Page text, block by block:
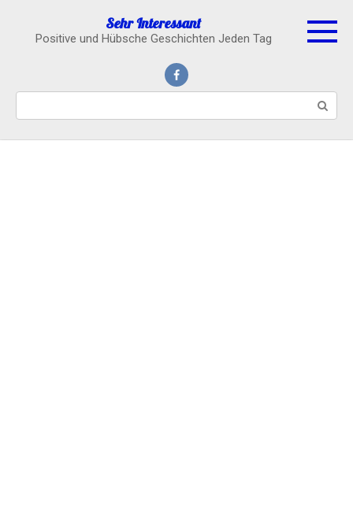
content
Sehr Interessant
Positive und Hübsche Geschichten Jeden Tag